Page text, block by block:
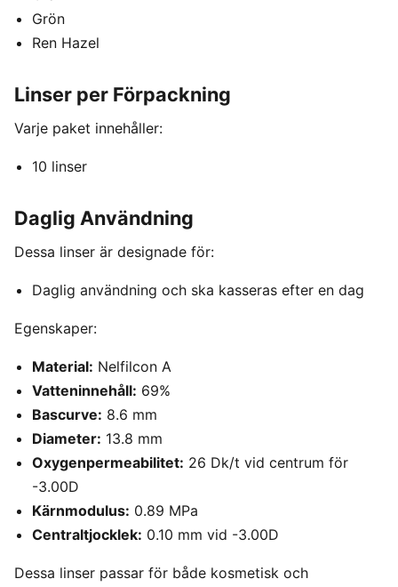
Grön
Ren Hazel
Linser per Förpackning
Varje paket innehåller:
10 linser
Daglig Användning
Dessa linser är designade för:
Daglig användning och ska kasseras efter en dag
Egenskaper:
Material: Nelfilcon A
Vatteninnehåll: 69%
Bascurve: 8.6 mm
Diameter: 13.8 mm
Oxygenpermeabilitet: 26 Dk/t vid centrum för
-3.00D
Kärnmodulus: 0.89 MPa
Centraltjocklek: 0.10 mm vid -3.00D
Dessa linser passar för både kosmetisk och